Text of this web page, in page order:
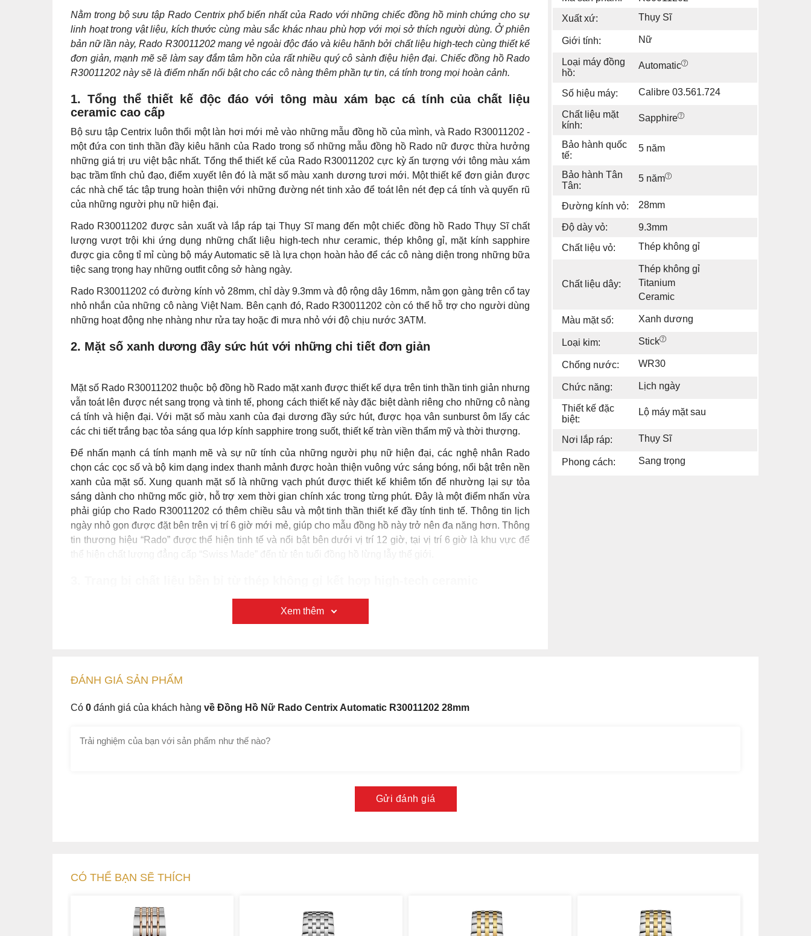
Nằm trong bộ sưu tập Rado Centrix phổ biến nhất của Rado với những chiếc đồng hồ minh chứng cho sự
linh hoạt trong vật liệu, kích thước cùng màu sắc khác nhau phù hợp với mọi sở thích người dùng. Ở phiên
bản nữ lần này, Rado R30011202 mang vẻ ngoài độc đáo và kiêu hãnh bởi chất liệu high-tech cùng thiết kế
đơn giản, mạnh mẽ sẽ làm say đắm tâm hồn của rất nhiều quý cô sành điệu hiện đại. Chiếc đồng hồ Rado
R30011202 này sẽ là điểm nhấn nổi bật cho các cô nàng thêm phần tự tin, cá tính trong mọi hoàn cảnh.
1. Tổng thể thiết kế độc đáo với tông màu xám bạc cá tính của chất liệu
một đứa con tinh thần đầy kiêu hãnh của Rado trong số những mẫu đồng hồ Rado nữ được thừa hưởng
những giá trị ưu việt bậc nhất. Tổng thể thiết kế của Rado R30011202 cực kỳ ấn tượng với tông màu xám
bạc trầm tĩnh chủ đạo, điểm xuyết lên đó là mặt số màu xanh dương tươi mới. Một thiết kế đơn giản được
các nhà chế tác tập trung hoàn thiện với những đường nét tinh xảo để toát lên nét đẹp cá tính và quyến rũ
của những người phụ nữ hiện đại.
Rado R30011202 được sản xuất và lắp ráp tại Thụy Sĩ mang đến một chiếc đồng hồ Rado Thụy Sĩ chất
lượng vượt trội khi ứng dụng những chất liệu high-tech như ceramic, thép không gỉ, mặt kính sapphire
được gia công tỉ mỉ cùng bộ máy Automatic sẽ là lựa chọn hoàn hảo để các cô nàng diện trong những bữa
tiệc sang trọng hay những outfit công sở hàng ngày.
Rado R30011202 có đường kính vỏ 28mm, chỉ dày 9.3mm và độ rộng dây 16mm, nằm gọn gàng trên cổ tay
nhỏ nhắn của những cô nàng Việt Nam. Bên cạnh đó, Rado R30011202 còn có thể hỗ trợ cho người dùng
Mặt số Rado R30011202 thuộc bộ đồng hồ Rado mặt xanh được thiết kế dựa trên tinh thần tinh giản nhưng
cá tính và hiện đại. Với mặt số màu xanh của đại dương đầy sức hút, được họa vân sunburst ôm lấy các
các chi tiết trắng bạc tỏa sáng qua lớp kính sapphire trong suốt, thiết kế tràn viền thẩm mỹ và thời thượng.
Xem thêm
Xuất xứ:
Thụy Sĩ
Giới tính: Nữ
Loại máy đồng
hồ:
Automatic
Số hiệu máy: Calibre 03.561.724
Chất liệu mặt
kính:
Sapphire
Bảo hành quốc
tế:
5 năm
Bảo hành Tân
Tân:
5 năm
Đường kính vỏ: 28mm
Độ dày vỏ:
9.3mm
Chất liệu vỏ:
Thép không gỉ
Chất liệu dây:
Thép không gỉ
Titanium
Ceramic
Màu mặt số: Xanh dương
Loại kim: Stick
Chống nước: WR30
Chức năng: Lịch ngày
Thiết kế đặc
biệt:
Lộ máy mặt sau
Nơi lắp ráp: Thụy Sĩ
Phong cách: Sang trọng
ĐÁNH GIÁ SẢN PHẤM
Có 0 đánh giá của khách hàng về Đồng Hồ Nữ Rado Centrix Automatic R30011202 28mm
Gửi đánh giá
CÓ THỂ BẠN SẼ THÍCH